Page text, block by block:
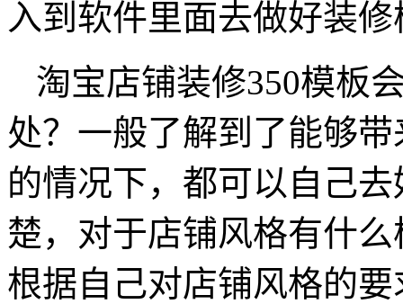
入到软件里面去做好装
淘宝店铺装修350模板
处？一般了解到了能够
的情况下，都可以自己
楚，对于店铺风格有什
根据自己对店铺风格的